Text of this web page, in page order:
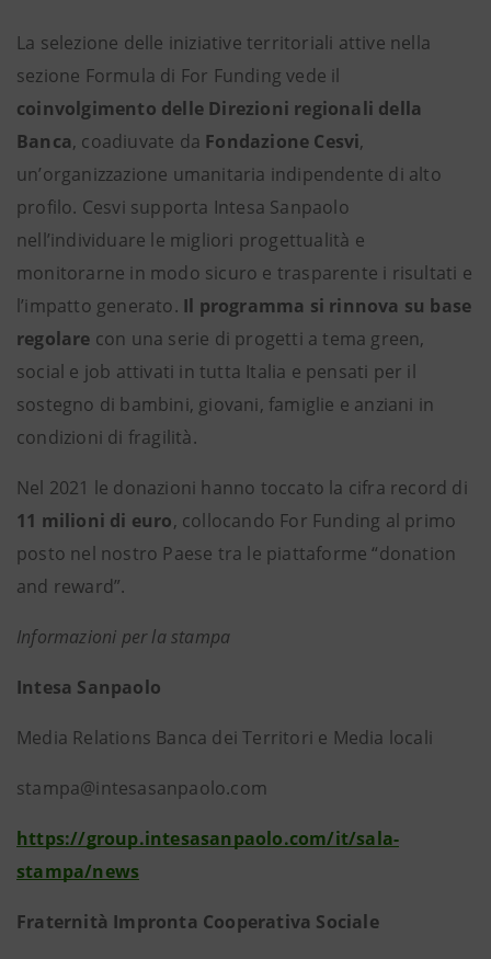
La selezione delle iniziative territoriali attive nella
sezione Formula di For Funding vede il
coinvolgimento delle Direzioni regionali della
Banca, coadiuvate da Fondazione Cesvi,
un’organizzazione umanitaria indipendente di alto
profilo. Cesvi supporta Intesa Sanpaolo
nell’individuare le migliori progettualità e
monitorarne in modo sicuro e trasparente i risultati e
l’impatto generato. Il programma si rinnova su base
regolare con una serie di progetti a tema green,
social e job attivati in tutta Italia e pensati per il
sostegno di bambini, giovani, famiglie e anziani in
condizioni di fragilità.
Nel 2021 le donazioni hanno toccato la cifra record di
11 milioni di euro, collocando For Funding al primo
posto nel nostro Paese tra le piattaforme “donation
and reward”.
Informazioni per la stampa
Intesa Sanpaolo
Media Relations Banca dei Territori e Media locali
stampa@intesasanpaolo.com
https://group.intesasanpaolo.com/it/sala-
stampa/news
Fraternità Impronta Cooperativa Sociale